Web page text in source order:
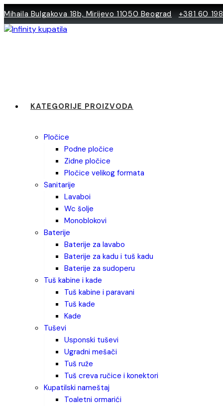
Skip
to
content
Mihaila Bulgakova 18b, Mirijevo 11050 Beograd +381 60
KATEGORIJE PROIZVODA
pločice
podne pločice
zidne pločice
pločice velikog formata
sanitarije
lavaboi
wc šolje
monoblokovi
baterije
baterije za lavabo
baterije za kadu i tuš kadu
baterije za sudoperu
tuš kabine i kade
tuš kabine i paravani
tuš kade
kade
tuševi
usponski tuševi
ugradni mešači
tuš ruže
tuš creva ručice i konektori
kupatilski nameštaj
toaletni ormarići